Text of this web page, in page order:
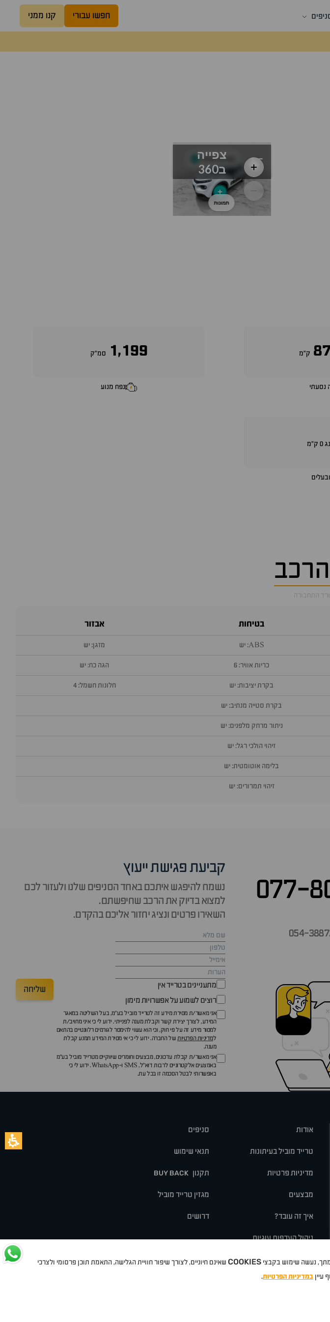
חפשו עבורי קנו ממני
ק״מ
נסעתי
1,199 סמ״ק
נפח מנוע
ק"מ
התחבורה
בטיחות
ABS: יש
כריות אוויר: 6
בקרת יציבות: יש
בקרת סטייה מנתיב: יש
ניתור מרחק מלפנים: יש
זיהוי הולכי רגל: יש
בלימה אוטומטית: יש
זיהוי תמרורים: יש
אבזור
מזגן: יש
הגה כח: יש
חלונות חשמל: 4
077-
קביעת פגישת ייעוץ
נשמח להיפגש איתכם באחד הסניפים שלנו ולעזור לכם
למצוא בדיוק את הרכב שחיפשתם.
השאירו פרטים ונציג יחזור אליכם בהקדם.
מתעניינים בטרייד אין
רוצים לשמוע על אפשרויות מימון
אני מאשר/ת מסירת מידע זה לטרייד מוביל בע"מ, בעל השליטה במאגר
המידע, לצורך יצירת קשר וקבלת מענה לפנייתי. ידוע לי כי איני מחויב/ת
למסור מידע זה על פי חוק, וכי הוא עשוי להימסר לגורמים רלוונטיים בהתאם
למדיניות הפרטיותשל החברה. ידוע לי כי אי מסירת המידע תמנע קבלת
מענה.
אני מאשר/ת קבלת עדכונים, מבצעים וחומרים שיווקיים מטרייד מוביל בע"מ
באמצעים אלקטרוניים לרבות דוא״ל, SMS ו-WhatsApp. ידוע לי כי
באפשרותי לבטל הסכמה זו בכל עת.
שליחה
אודות סניפים
טרייד מוביל בעיתונות תנאי שימוש
מדיניות פרטיות תקנון BUY BACK
מבצעים מגזין טרייד מוביל
איך זה עובד? דרושים
ניהול העדפות עוגיות
ב מ וולקסוסאאודיסקודה
נעשה שימוש בקבצי COOKIES שאינם חיוניים, לצורך שיפור חוויית הגלישה, התאמת תוכן פרסומי ולצרכי
עיין במדיניות הפרטיות.